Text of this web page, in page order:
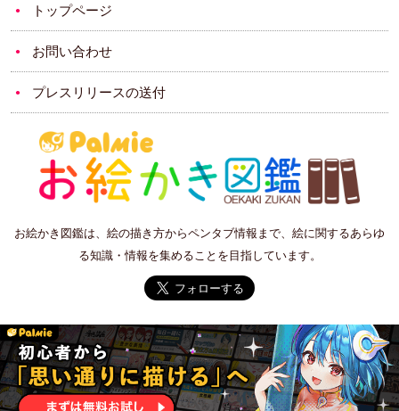
トップページ
お問い合わせ
プレスリリースの送付
お絵かき図鑑は、絵の描き方からペンタブ情報まで、絵に関するあらゆ
る知識・情報を集めることを目指しています。